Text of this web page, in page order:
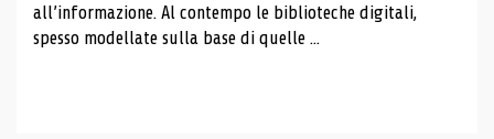
all’informazione. Al contempo le biblioteche digitali,
spesso modellate sulla base di quelle ...